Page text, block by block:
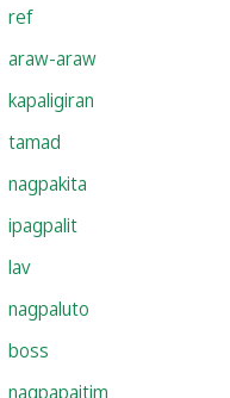
ref
araw-araw
kapaligiran
tamad
nagpakita
ipagpalit
lav
nagpaluto
boss
nagpapaitim